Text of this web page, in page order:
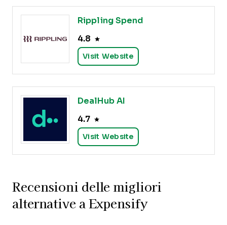
Rippling Spend
4.8
Visit Website
DealHub AI
4.7
Visit Website
Recensioni delle migliori
alternative a Expensify